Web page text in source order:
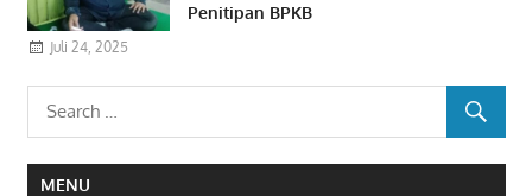
Penitipan BPKB
Juli 24, 2025
MENU